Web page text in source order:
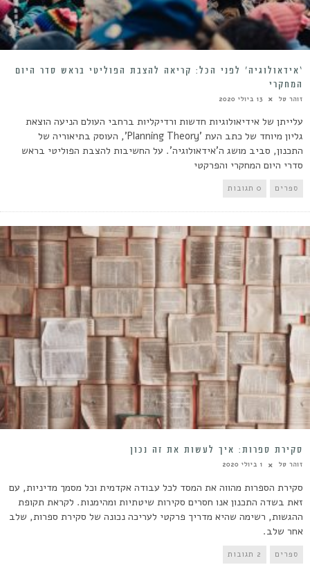
‘אידאולוגיה’ לפני הכל: קריאה להצבת הפוליטי בראש סדר היום
המחקרי
זוהר טל 13 ביולי 2020
עלייתן של אידיאולוגיות חדשות ורדיקליות ברחבי העולם הניעה הוצאת
גליון מיוחד של כתב העת 'Planning Theory', העוסק בתיאוריה של
התכנון, סביב מושג ה'אידאולוגיה'. על החשיבות להצבת הפוליטי בראש
סדרי היום המחקרי והפרקטי
ספרים 0 תגובות
סקירת ספרות: איך לעשות את זה נכון
זוהר טל 1 ביולי 2020
סקירת הספרות מהווה את המסד לכל עבודה אקדמית וכל מסמך מדיניות, עם
זאת בשדה התכנון אנו חסרים סקירות שיטתיות ומהימנות. לקראת תקופת
ההגשות, רשימה שהיא מדריך פרקטי לעריכה נכונה של סקירת ספרות, שלב
אחר שלב.
ספרים 2 תגובות